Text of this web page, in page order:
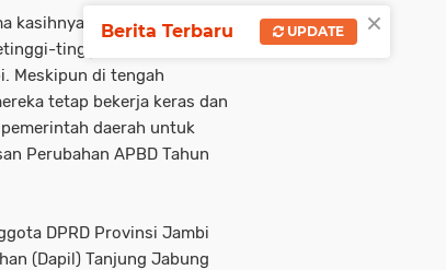
kasihnya kepada legislatif.
tingginya kepada
Meskipun di tengah
tetap bekerja keras dan
daerah untuk
Perubahan APBD Tahun
DPRD Provinsi Jambi
(Dapil) Tanjung Jabung
×
Berita Terbaru UPDATE